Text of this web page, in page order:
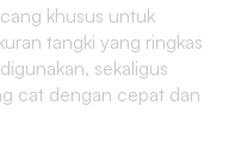
khusus untuk
tangki yang ringkas
sekaligus
cat dengan cepat dan